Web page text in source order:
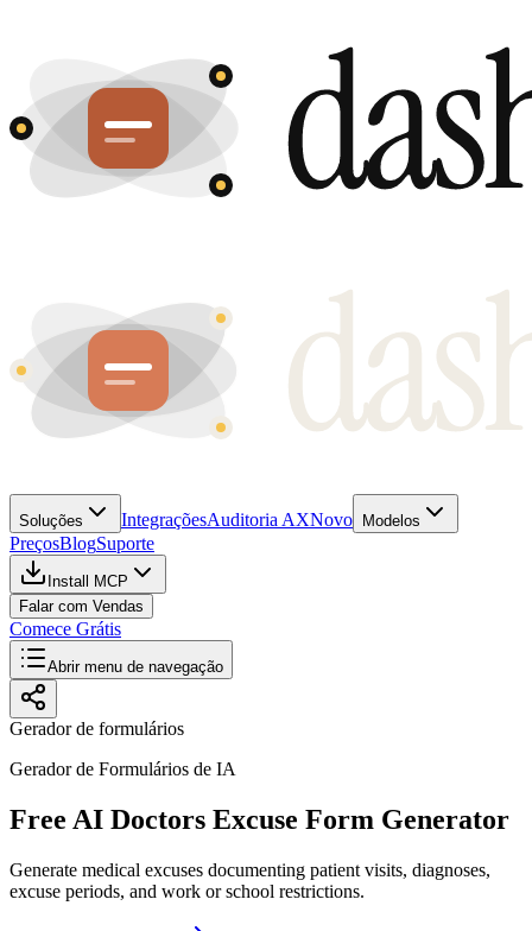
Soluções IntegraçõesAuditoria AXNovo Modelos
PreçosBlogSuporte
Install MCP
Falar com Vendas
Comece Grátis
Abrir menu de navegação
Gerador de formulários
Gerador de Formulários de IA
Free AI Doctors Excuse Form Generator
Generate medical excuses documenting patient visits, diagnoses,
excuse periods, and work or school restrictions.